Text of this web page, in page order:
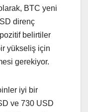
BTC yeni
direnç
belirtiler
yükseliş için
gerekiyor.
iyi bir
ve 730 USD